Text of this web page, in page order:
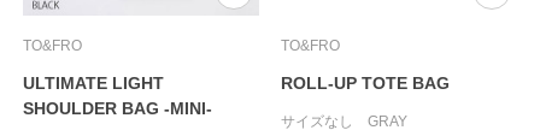
TO&FRO
ULTIMATE LIGHT
SHOULDER BAG -MINI-
TO&FRO
ROLL-UP TOTE BAG
サイズなし GRAY